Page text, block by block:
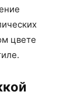
цвете